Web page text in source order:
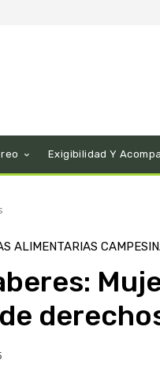
Exigibilidad Y
ALIMENTARIAS